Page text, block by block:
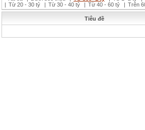
| Từ 20 - 30 tỷ | Từ 30 - 40 tỷ | Từ 40 - 60 tỷ | Trên
Tiêu đề